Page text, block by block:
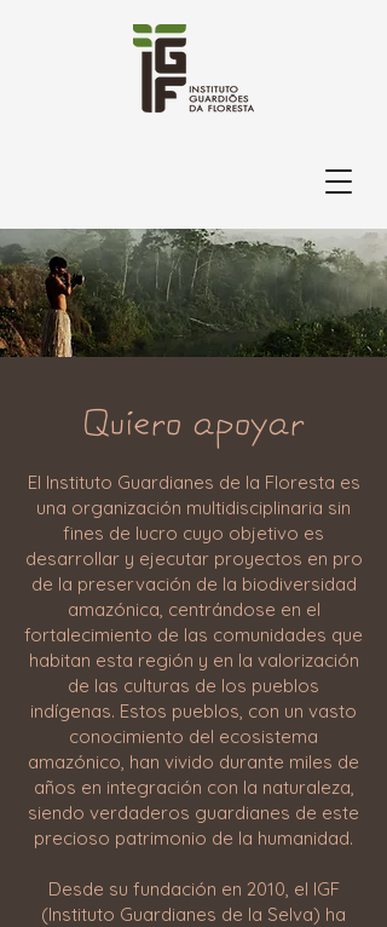
Quiero apoyar
El Instituto Guardianes de la Floresta es
una organización multidisciplinaria sin
fines de lucro cuyo objetivo es
desarrollar y ejecutar proyectos en pro
de la preservación de la biodiversidad
amazónica, centrándose en el
fortalecimiento de las comunidades que
habitan esta región y en la valorización
de las culturas de los pueblos
indígenas. Estos pueblos, con un vasto
conocimiento del ecosistema
amazónico, han vivido durante miles de
años en integración con la naturaleza,
siendo verdaderos guardianes de este
precioso patrimonio de la humanidad.
Desde su fundación en 2010, el IGF
(Instituto Guardianes de la Selva) ha